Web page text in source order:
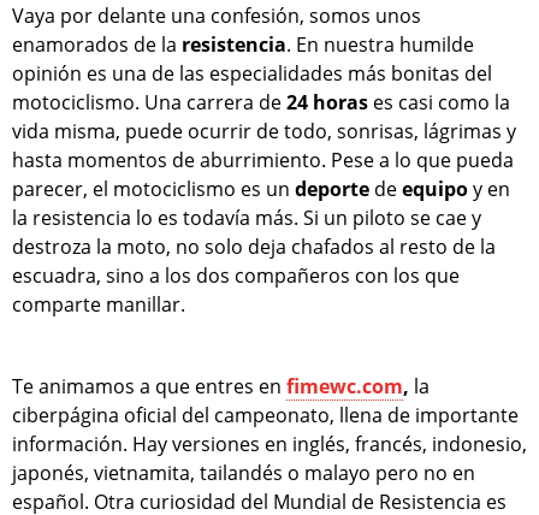
Vaya por delante una confesión, somos unos
enamorados de la resistencia. En nuestra humilde
opinión es una de las especialidades más bonitas del
motociclismo. Una carrera de24 horas es casi como la
vida misma, puede ocurrir de todo, sonrisas, lágrimas y
hasta momentos de aburrimiento. Pese a lo que pueda
parecer, el motociclismo es un deporte deequipoy en
la resistencia lo es todavía más. Si un piloto se cae y
destroza la moto, no solo deja chafados al resto de la
escuadra, sino a los dos compañeros con los que
comparte manillar.
Te animamos a que entres en fimewc.com, la
ciberpágina oficial del campeonato, llena de importante
información. Hay versiones en inglés, francés, indonesio,
japonés, vietnamita, tailandés o malayo pero no en
español. Otra curiosidad del Mundial de Resistencia es